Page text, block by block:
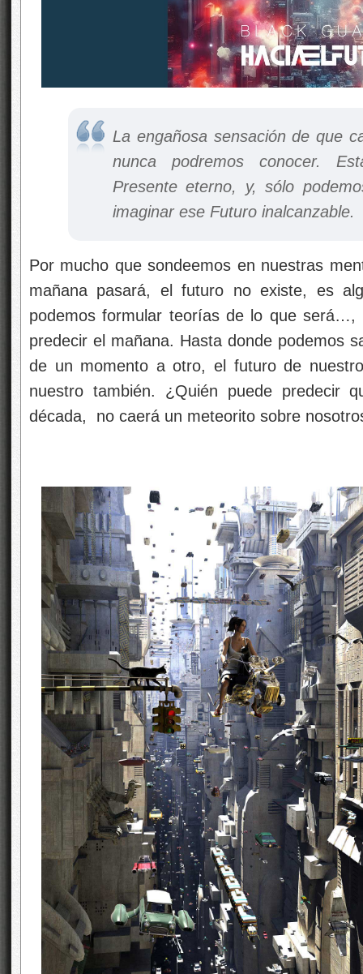
La engañosa sensación de que
nunca podremos conocer.
Presente eterno, y, sólo
imaginar ese Futuro inalcanzable.
Por mucho que sondeemos en nuestras
mañana pasará, el futuro no existe, es
podemos formular teorías de lo que será…,
predecir el mañana. Hasta donde podemos
de un momento a otro, el futuro de
nuestro también. ¿Quién puede predecir
década, no caerá un meteorito sobre